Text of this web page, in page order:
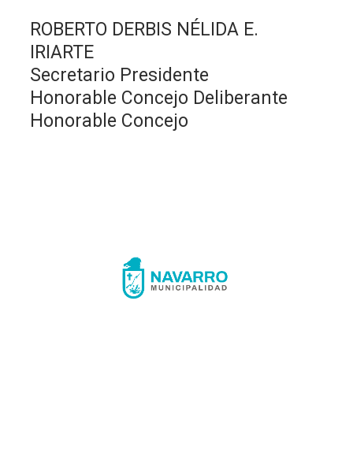
ROBERTO DERBIS NÉLIDA E.
IRIARTE
Secretario Presidente
Honorable Concejo Deliberante
Honorable Concejo